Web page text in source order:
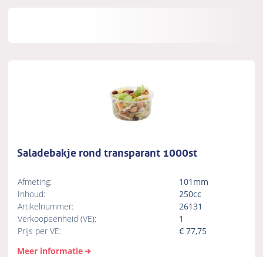
Saladebakje rond transparant 1000st
Afmeting:
101mm
Inhoud:
250cc
Artikelnummer:
26131
Verkoopeenheid (VE):
1
Prijs per VE:
€77,75
Meer informatie